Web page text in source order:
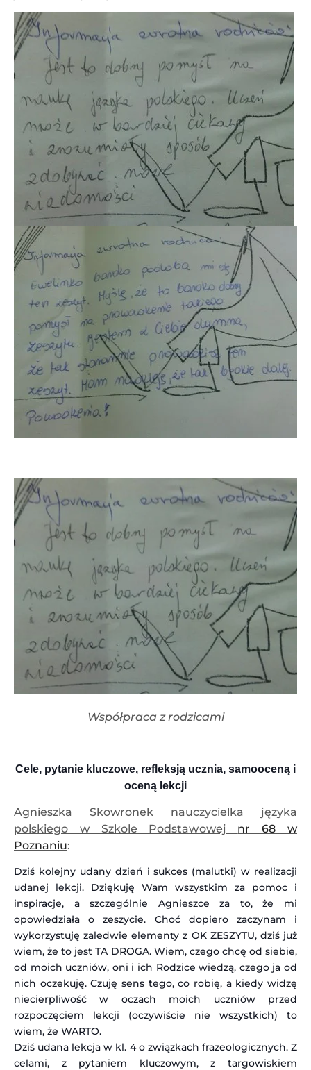
Współpraca z rodzicami
Cele, pytanie kluczowe, refleksją ucznia, samooceną i
oceną lekcji
Agnieszka Skowronek nauczycielka języka
polskiego w Szkole Podstawowej nr 68 w
Poznaniu:
Dziś kolejny udany dzień i sukces (malutki) w realizacji
udanej lekcji. Dziękuję Wam wszystkim za pomoc i
inspiracje, a szczególnie Agnieszce za to, że mi
opowiedziała o zeszycie. Choć dopiero zaczynam i
wykorzystuję zaledwie elementy z OK ZESZYTU, dziś już
wiem, że to jest TA DROGA. Wiem, czego chcę od siebie,
od moich uczniów, oni i ich Rodzice wiedzą, czego ja od
nich oczekuję. Czuję sens tego, co robię, a kiedy widzę
niecierpliwość w oczach moich uczniów przed
rozpoczęciem lekcji (oczywiście nie wszystkich) to
wiem, że WARTO.
Dziś udana lekcja w kl. 4 o związkach frazeologicznych. Z
celami, z pytaniem kluczowym, z targowiskiem